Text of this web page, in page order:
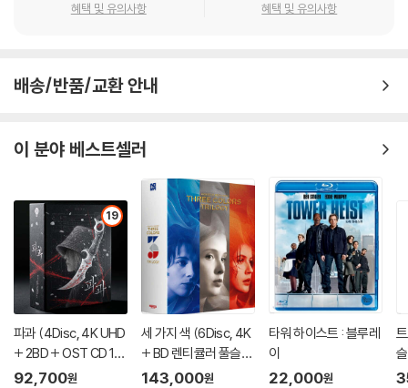
혜택 및 유의사항 혜택 및 유의사항
배송/반품/교환 안내
이 분야 베스트셀러
19
파과 (4Disc, 4K UHD
+ 2BD + OST CD 15
00장 한정 스틸북 한정
92,700원
세 가지 색 (6Disc, 4K
+ BD 렌티큘러 풀슬립
트릴로지 박스 한정판)
143,000원
타워 하이스트 : 블루레
이
22,000원
이